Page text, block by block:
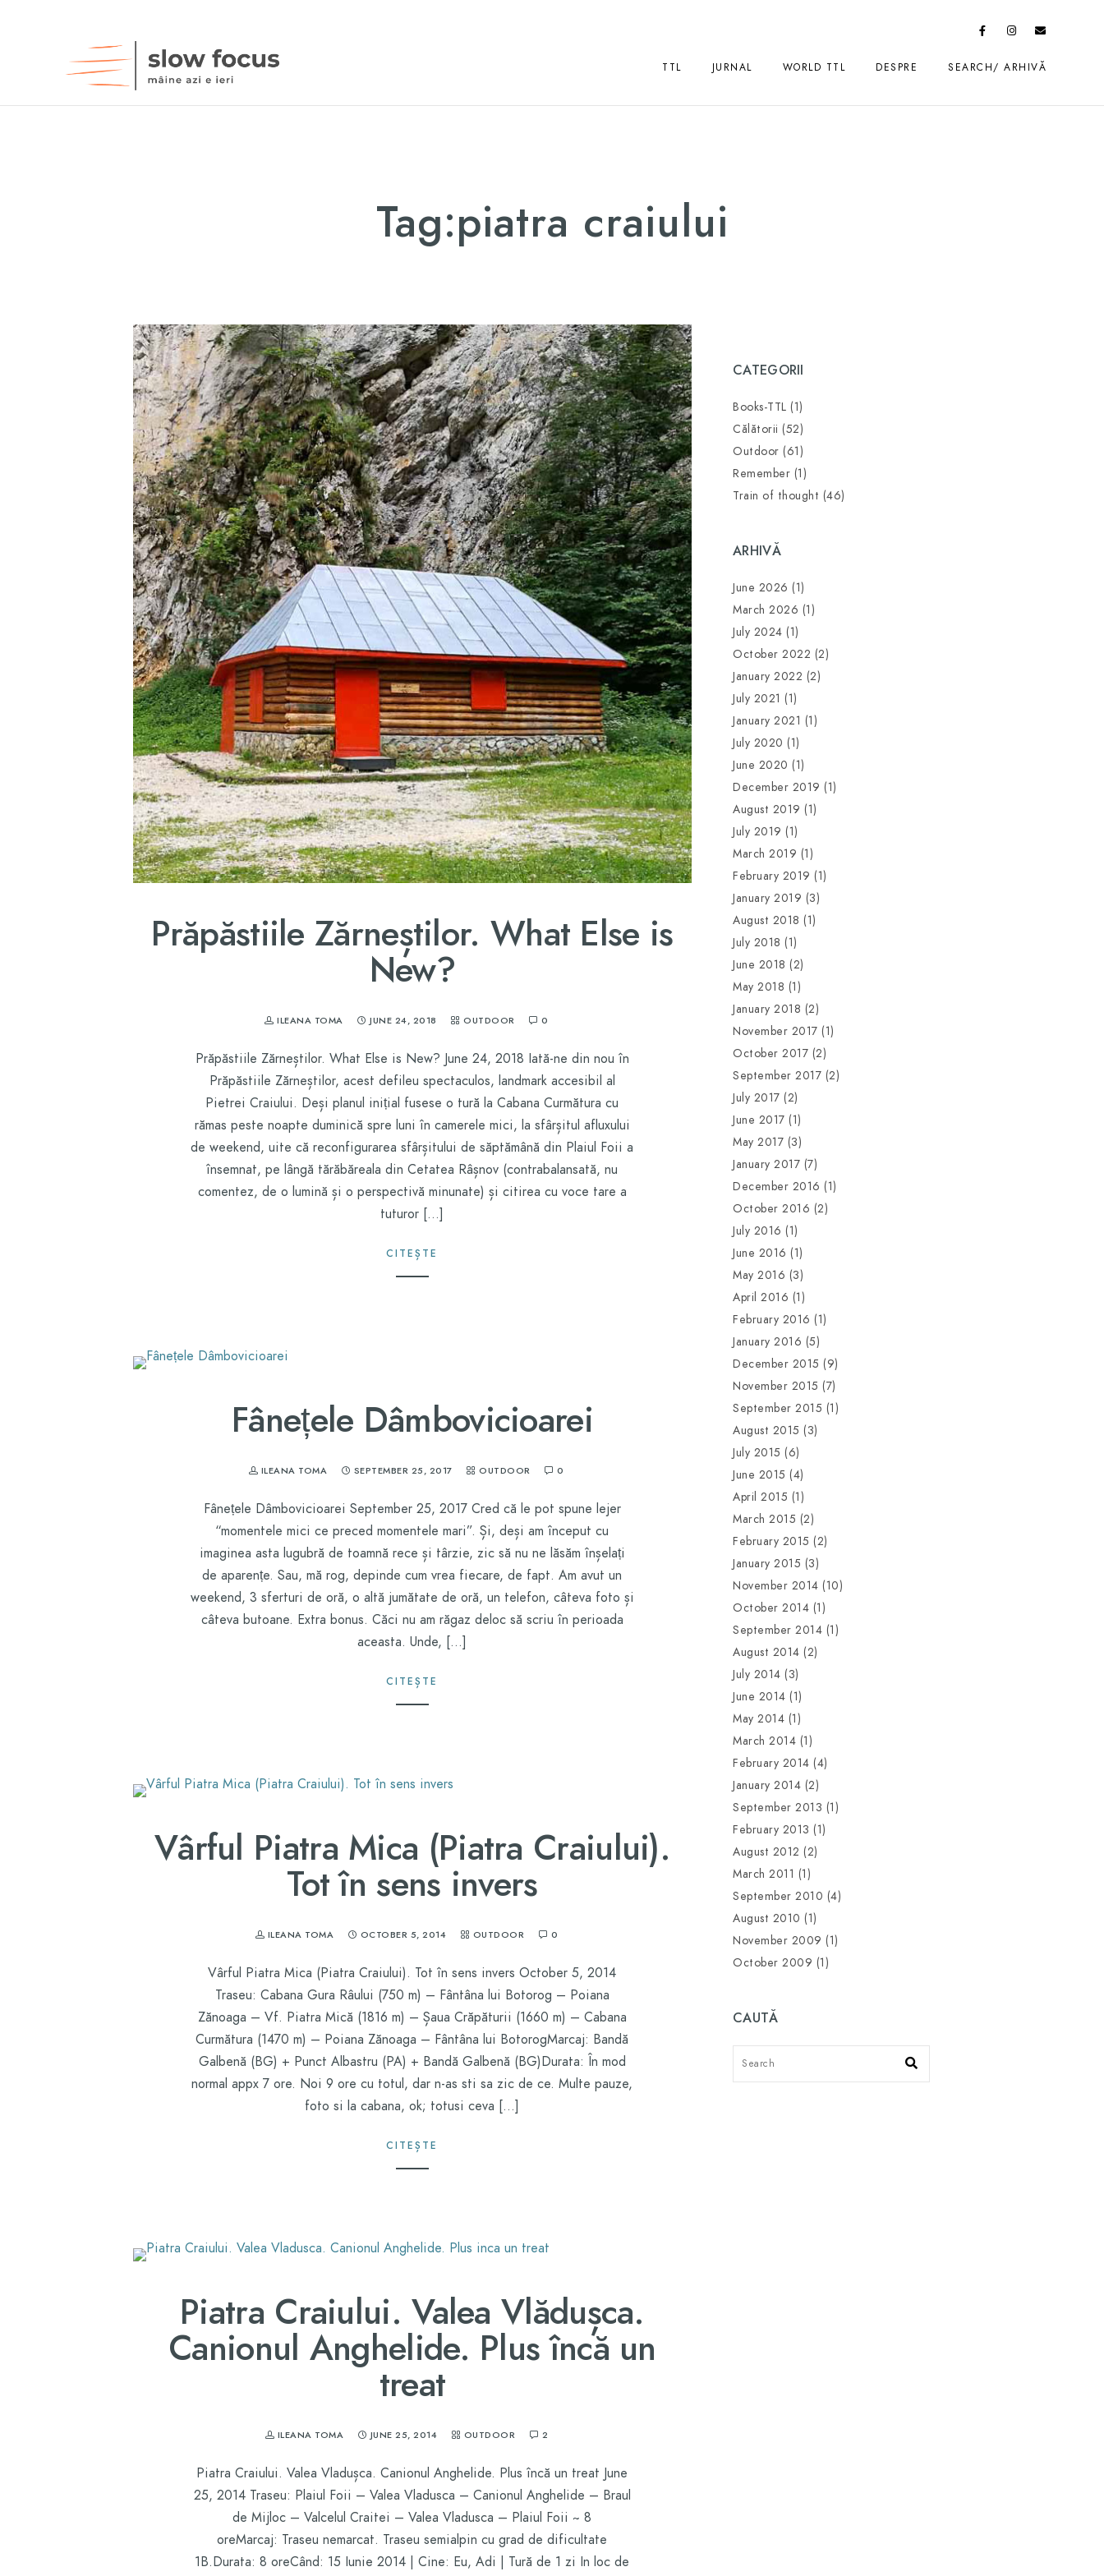
TTL JURNAL WORLD TTL DESPRE SEARCH/ ARHIVĂ
Tag:piatra craiului
Prăpăstiile Zărneștilor. What Else is
New?
ILEANA TOMA JUNE 24, 2018 OUTDOOR 0
Prăpăstiile Zărneștilor. What Else is New? June 24, 2018 Iată-ne din nou în
Prăpăstiile Zărneștilor, acest defileu spectaculos, landmark accesibil al
Pietrei Craiului. Deși planul inițial fusese o tură la Cabana Curmătura cu
rămas peste noapte duminică spre luni în camerele mici, la sfârșitul afluxului
de weekend, uite că reconfigurarea sfârșitului de săptămână din Plaiul Foii a
însemnat, pe lângă tărăbăreala din Cetatea Râșnov (contrabalansată, nu
comentez, de o lumină și o perspectivă minunate) și citirea cu voce tare a
tuturor […]
CITEȘTE
Fânețele Dâmbovicioarei
ILEANA TOMA SEPTEMBER 25, 2017 OUTDOOR 0
Fânețele Dâmbovicioarei September 25, 2017 Cred că le pot spune lejer
“momentele mici ce preced momentele mari”. Și, deși am început cu
imaginea asta lugubră de toamnă rece și târzie, zic să nu ne lăsăm înșelați
de aparențe. Sau, mă rog, depinde cum vrea fiecare, de fapt. Am avut un
weekend, 3 sferturi de oră, o altă jumătate de oră, un telefon, câteva foto și
câteva butoane. Extra bonus. Căci nu am răgaz deloc să scriu în perioada
aceasta. Unde, […]
CITEȘTE
Vârful Piatra Mica (Piatra Craiului).
Tot în sens invers
ILEANA TOMA OCTOBER 5, 2014 OUTDOOR 0
Vârful Piatra Mica (Piatra Craiului). Tot în sens invers October 5, 2014
Traseu: Cabana Gura Râului (750 m) – Fântâna lui Botorog – Poiana
Zănoaga – Vf. Piatra Mică (1816 m) – Șaua Crăpăturii (1660 m) – Cabana
Curmătura (1470 m) – Poiana Zănoaga – Fântâna lui BotorogMarcaj: Bandă
Galbenă (BG) + Punct Albastru (PA) + Bandă Galbenă (BG)Durata: În mod
normal appx 7 ore. Noi 9 ore cu totul, dar n-as sti sa zic de ce. Multe pauze,
foto si la cabana, ok; totusi ceva […]
CITEȘTE
Piatra Craiului. Valea Vlădușca.
Canionul Anghelide. Plus încă un
treat
ILEANA TOMA JUNE 25, 2014 OUTDOOR 2
Piatra Craiului. Valea Vladușca. Canionul Anghelide. Plus încă un treat June
25, 2014 Traseu: Plaiul Foii – Valea Vladusca – Canionul Anghelide – Braul
de Mijloc – Valcelul Craitei – Valea Vladusca – Plaiul Foii ~ 8
oreMarcaj: Traseu nemarcat. Traseu semialpin cu grad de dificultate
1B.Durata: 8 oreCând: 15 Iunie 2014 | Cine: Eu, Adi | Tură de 1 zi In loc de
CATEGORII
Books-TTL (1)
Călătorii (52)
Outdoor (61)
Remember (1)
Train of thought (46)
ARHIVĂ
June 2026 (1)
March 2026 (1)
July 2024 (1)
October 2022 (2)
January 2022 (2)
July 2021 (1)
January 2021 (1)
July 2020 (1)
June 2020 (1)
December 2019 (1)
August 2019 (1)
July 2019 (1)
March 2019 (1)
February 2019 (1)
January 2019 (3)
August 2018 (1)
July 2018 (1)
June 2018 (2)
May 2018 (1)
January 2018 (2)
November 2017 (1)
October 2017 (2)
September 2017 (2)
July 2017 (2)
June 2017 (1)
May 2017 (3)
January 2017 (7)
December 2016 (1)
October 2016 (2)
July 2016 (1)
June 2016 (1)
May 2016 (3)
April 2016 (1)
February 2016 (1)
January 2016 (5)
December 2015 (9)
November 2015 (7)
September 2015 (1)
August 2015 (3)
July 2015 (6)
June 2015 (4)
April 2015 (1)
March 2015 (2)
February 2015 (2)
January 2015 (3)
November 2014 (10)
October 2014 (1)
September 2014 (1)
August 2014 (2)
July 2014 (3)
June 2014 (1)
May 2014 (1)
March 2014 (1)
February 2014 (4)
January 2014 (2)
September 2013 (1)
February 2013 (1)
August 2012 (2)
March 2011 (1)
September 2010 (4)
August 2010 (1)
November 2009 (1)
October 2009 (1)
CAUTĂ